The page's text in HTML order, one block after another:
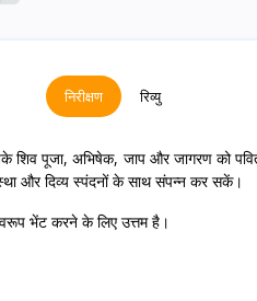
निरीक्षण रिव्यु
शिव पूजा, अभिषेक, जाप और जागरण को
और दिव्य स्पंदनों के साथ संपन्न कर सकें।
भेंट करने के लिए उत्तम है।